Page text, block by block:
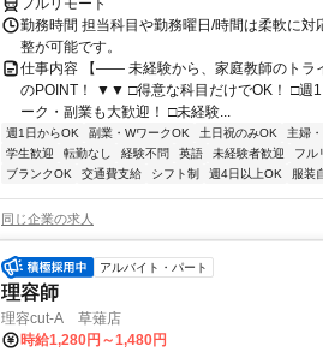
フルリモート
勤務時間 担当科目や勤務曜日/時間は柔軟に対
整が可能です。
仕事内容 【―― 未経験から、家庭教師のト
のPOINT！ ▼▼ □得意な科目だけでOK！ □週
ーク・副業も大歓迎！ □未経験...
週1日からOK 副業・WワークOK 土日祝のみOK 主婦
学生歓迎
転勤なし 経験不問 英語 未経験者歓迎 フル
ブランクOK
交通費支給 シフト制 週4日以上OK 服装
同じ企業の求人
アルバイト・パート
理容師
理容cut-A 草薙店
時給1,280円～1,480円